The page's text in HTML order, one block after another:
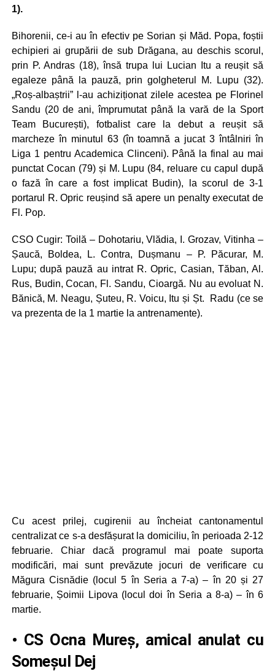
1).
Bihorenii, ce-i au în efectiv pe Sorian și Măd. Popa, foștii
echipieri ai grupării de sub Drăgana, au deschis scorul,
prin P. Andras (18), însă trupa lui Lucian Itu a reușit să
egaleze până la pauză, prin golgheterul M. Lupu (32).
„Roș-albaștrii” l-au achiziționat zilele acestea pe Florinel
Sandu (20 de ani, împrumutat până la vară de la Sport
Team București), fotbalist care la debut a reușit să
marcheze în minutul 63 (în toamnă a jucat 3 întâlniri în
Liga 1 pentru Academica Clinceni). Până la final au mai
punctat Cocan (79) și M. Lupu (84, reluare cu capul după
o fază în care a fost implicat Budin), la scorul de 3-1
portarul R. Opric reușind să apere un penalty executat de
Fl. Pop.
CSO Cugir: Toilă – Dohotariu, Vlădia, I. Grozav, Vitinha –
Șaucă, Boldea, L. Contra, Dușmanu – P. Păcurar, M.
Lupu; după pauză au intrat R. Opric, Casian, Tăban, Al.
Rus, Budin, Cocan, Fl. Sandu, Cioargă. Nu au evoluat N.
Bănică, M. Neagu, Șuteu, R. Voicu, Itu și Șt. Radu (ce se
va prezenta de la 1 martie la antrenamente).
Cu acest prilej, cugirenii au încheiat cantonamentul
centralizat ce s-a desfășurat la domiciliu, în perioada 2-12
februarie. Chiar dacă programul mai poate suporta
modificări, mai sunt prevăzute jocuri de verificare cu
Măgura Cisnădie (locul 5 în Seria a 7-a) – în 20 și 27
februarie, Șoimii Lipova (locul doi în Seria a 8-a) – în 6
martie.
• CS Ocna Mureș, amical anulat cu
Someșul Dej